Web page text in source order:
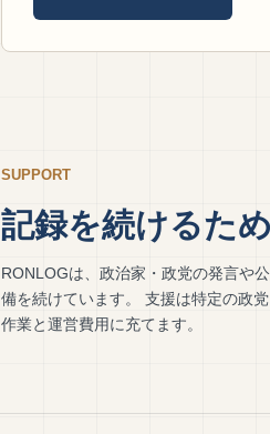
SUPPORT
記録を続けるた
RONLOGは、政治家・政党の発言や
備を続けています。 支援は特定の政
作業と運営費用に充てます。